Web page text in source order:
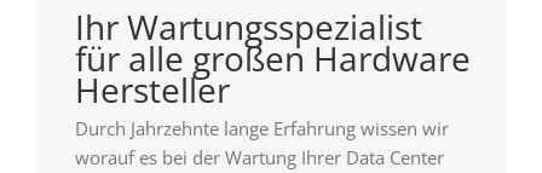
Ihr Wartungsspezialist
für alle großen Hardware
Hersteller
Durch Jahrzehnte lange Erfahrung wissen wir
worauf es bei der Wartung Ihrer Data Center